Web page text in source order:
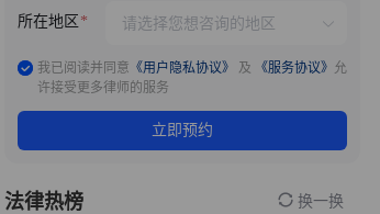
所在地区
我已阅读并同意 《用户隐私协议》 及 《服务协议》 允
许接受更多律师的服务
立即预约
法律热榜 换一换